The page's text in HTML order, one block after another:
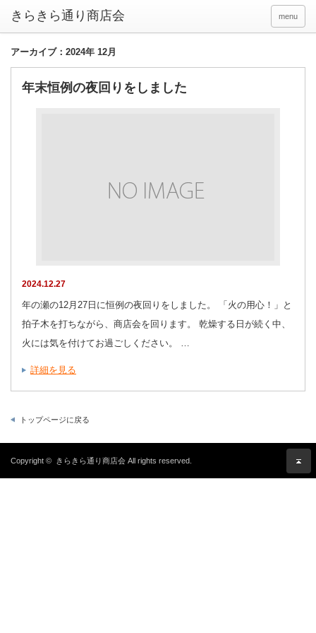
きらきら通り商店会 menu
アーカイブ：2024年 12月
年末恒例の夜回りをしました
2024.12.27
年の瀬の12月27日に恒例の夜回りをしました。 「火の用心！」と
拍子木を打ちながら、商店会を回ります。 乾燥する日が続く中、
火には気を付けてお過ごしください。 …
詳細を見る
トップページに戻る
Copyright © きらきら通り商店会 All rights reserved.